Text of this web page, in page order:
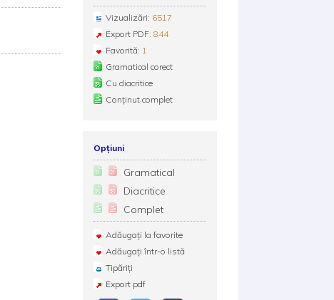
Vizualizări: 6517
Export PDF: 844
Favorită: 1
Gramatical corect
Cu diacritice
Conținut complet
Opțiuni
Gramatical
Diacritice
Complet
Adăugați la favorite
Adăugați într-o listă
Tipăriți
Export pdf